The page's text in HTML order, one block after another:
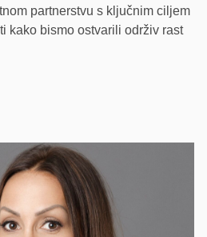
partnerstvu s ključnim ciljem
kako bismo ostvarili održiv rast